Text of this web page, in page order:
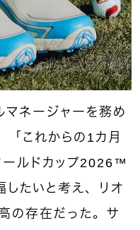
マネージャーを務め
「これからの1カ月
ルドカップ2026™
たいと考え、リオ
の存在だった。サ